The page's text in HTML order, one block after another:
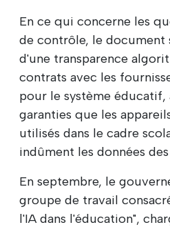
En ce qui concerne les
de contrôle, le document
d'une transparence
contrats avec les
pour le système éducatif,
garanties que les
utilisés dans le cadre
indûment les données
En septembre, le
groupe de travail
l'IA dans l'éducation",